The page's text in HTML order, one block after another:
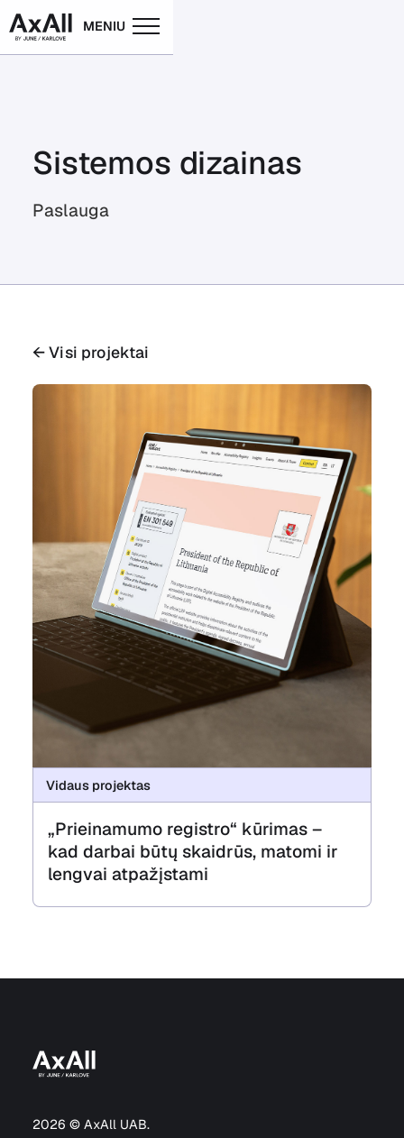
MENIU
Sistemos dizainas
Paslauga
← Visi projektai
Vidaus projektas
„Prieinamumo registro“ kūrimas –
kad darbai būtų skaidrūs, matomi ir
lengvai atpažįstami
2026 © AxAll UAB.